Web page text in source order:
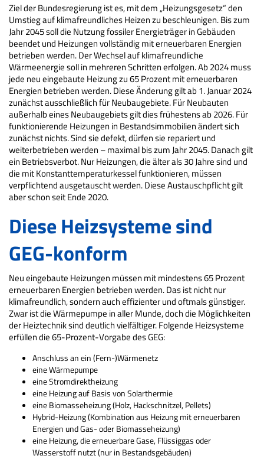
Ziel der Bundesregierung ist es, mit dem „Heizungsgesetz“ den
Umstieg auf klimafreundliches Heizen zu beschleunigen. Bis zum
Jahr 2045 soll die Nutzung fossiler Energieträger in Gebäuden
beendet und Heizungen vollständig mit erneuerbaren Energien
betrieben werden. Der Wechsel auf klimafreundliche
Wärmeenergie soll in mehreren Schritten erfolgen. Ab 2024 muss
jede neu eingebaute Heizung zu 65 Prozent mit erneuerbaren
Energien betrieben werden. Diese Änderung gilt ab 1. Januar 2024
zunächst ausschließlich für Neubaugebiete. Für Neubauten
außerhalb eines Neubaugebiets gilt dies frühestens ab 2026. Für
funktionierende Heizungen in Bestandsimmobilien ändert sich
zunächst nichts. Sind sie defekt, dürfen sie repariert und
weiterbetrieben werden – maximal bis zum Jahr 2045. Danach gilt
ein Betriebsverbot. Nur Heizungen, die älter als 30 Jahre sind und
die mit Konstanttemperaturkessel funktionieren, müssen
verpflichtend ausgetauscht werden. Diese Austauschpflicht gilt
aber schon seit Ende 2020.
Diese Heizsysteme sind
GEG-konform
Neu eingebaute Heizungen müssen mit mindestens 65 Prozent
erneuerbaren Energien betrieben werden. Das ist nicht nur
klimafreundlich, sondern auch effizienter und oftmals günstiger.
Zwar ist die Wärmepumpe in aller Munde, doch die Möglichkeiten
der Heiztechnik sind deutlich vielfältiger. Folgende Heizsysteme
erfüllen die 65-Prozent-Vorgabe des GEG:
Anschluss an ein (Fern-)Wärmenetz
eine Wärmepumpe
eine Stromdirektheizung
eine Heizung auf Basis von Solarthermie
eine Biomasseheizung (Holz, Hackschnitzel, Pellets)
Hybrid-Heizung (Kombination aus Heizung mit erneuerbaren
Energien und Gas- oder Biomasseheizung)
eine Heizung, die erneuerbare Gase, Flüssiggas oder
Wasserstoff nutzt (nur in Bestandsgebäuden)